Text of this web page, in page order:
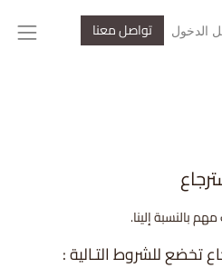
الدخول تواصل معنا
بالنسبة إلينا.
تخضع للشروط التـالية :